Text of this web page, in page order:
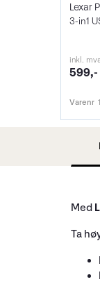
inkl.
599,-
Varenr
Med
Ta